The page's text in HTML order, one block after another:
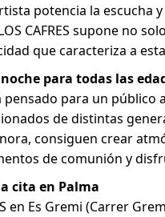
potencia la escucha
CAFRES supone no
que caracteriza a
para todas las
pensado para un
de distintas
consiguen crear
de comunión y
cita en Palma
en Es Gremi (Carrer